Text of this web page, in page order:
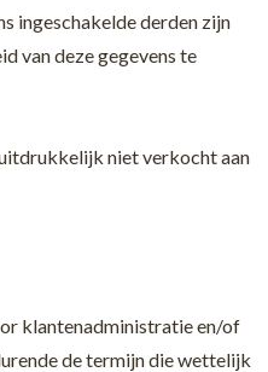
ingeschakelde derden zijn
van deze gegevens te
niet verkocht aan
klantenadministratie en/of
de termijn die wettelijk